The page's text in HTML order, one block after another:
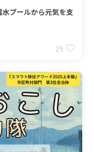
水プールから元気を支
29